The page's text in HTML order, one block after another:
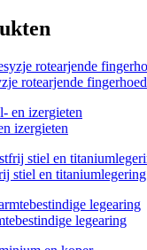
rotearjende fingerhoed
izergieten
stiel en titaniumlegering
legearing